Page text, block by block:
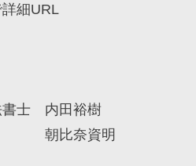
細URL
書士 内田裕樹
朝比奈資明